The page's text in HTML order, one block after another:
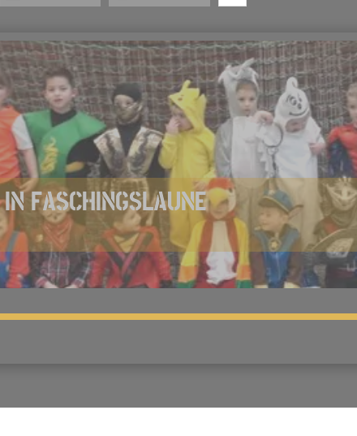
FASCHINGSLAUNE